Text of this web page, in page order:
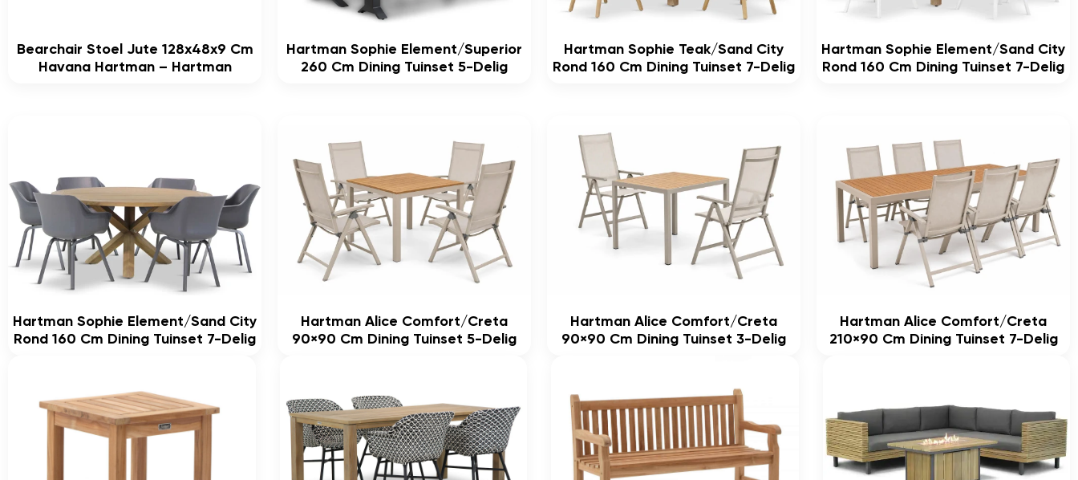
Bearchair Stoel Jute 128x48x9 Cm
Havana Hartman – Hartman
Hartman Sophie Element/Superior
260 Cm Dining Tuinset 5-Delig
Hartman Sophie Teak/Sand City
Rond 160 Cm Dining Tuinset 7-Delig
Hartman Sophie Element/Sand City
Rond 160 Cm Dining Tuinset 7-Delig
Hartman Sophie Element/Sand City
Rond 160 Cm Dining Tuinset 7-Delig
Hartman Alice Comfort/Creta
90×90 Cm Dining Tuinset 5-Delig
Hartman Alice Comfort/Creta
90×90 Cm Dining Tuinset 3-Delig
Hartman Alice Comfort/Creta
210×90 Cm Dining Tuinset 7-Delig